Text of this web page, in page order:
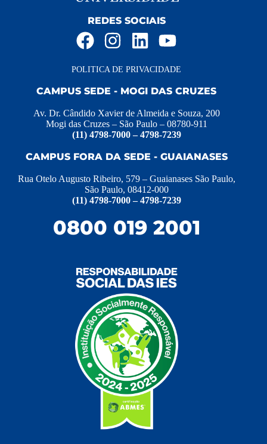
REDES SOCIAIS
POLITICA DE PRIVACIDADE
CAMPUS SEDE - MOGI DAS CRUZES
Av. Dr. Cândido Xavier de Almeida e Souza, 200
Mogi das Cruzes – São Paulo – 08780-911
(11) 4798-7000 – 4798-7239
CAMPUS FORA DA SEDE - GUAIANASES
Rua Otelo Augusto Ribeiro, 579 – Guaianases São Paulo,
São Paulo, 08412-000
(11) 4798-7000 – 4798-7239
0800 019 2001